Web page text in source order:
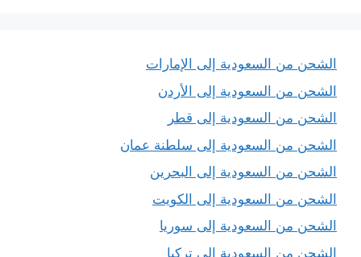
الشحن من السعودية إلى الإمارات
الشحن من السعودية إلى الأردن
الشحن من السعودية إلى قطر
الشحن من السعودية إلى سلطنة عمان
الشحن من السعودية إلى البحرين
الشحن من السعودية إلى الكويت
الشحن من السعودية إلى سوريا
الشحن من السعودية إلى تركيا